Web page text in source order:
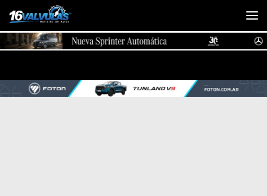
Saltar al contenido